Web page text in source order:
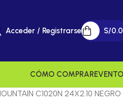
Acceder / Registrarse S/
CÓMO COMPRAR
C1020N 24X2.10 NEGRO